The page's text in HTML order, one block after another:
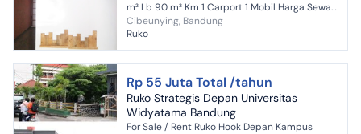
m² Lb 90 m² Km 1 Carport 1 Mobil Harga Sewa
120Jt/th
Cibeunying, Bandung
Ruko
Rp 55 Juta Total /tahun
Ruko Strategis Depan Universitas
Widyatama Bandung
For Sale / Rent Ruko Hook Depan Kampus